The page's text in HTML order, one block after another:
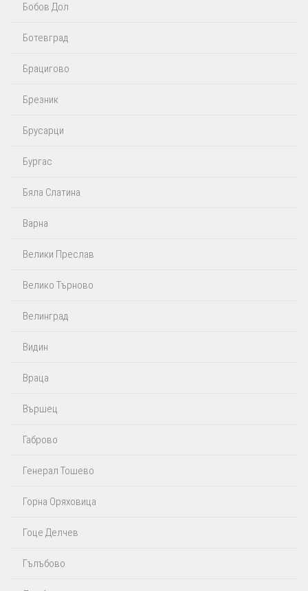
Бобов Дол
Ботевград
Брацигово
Брезник
Брусарци
Бургас
Бяла Слатина
Варна
Велики Преслав
Велико Търново
Велинград
Видин
Враца
Вършец
Габрово
Генерал Тошево
Горна Оряховица
Гоце Делчев
Гълъбово